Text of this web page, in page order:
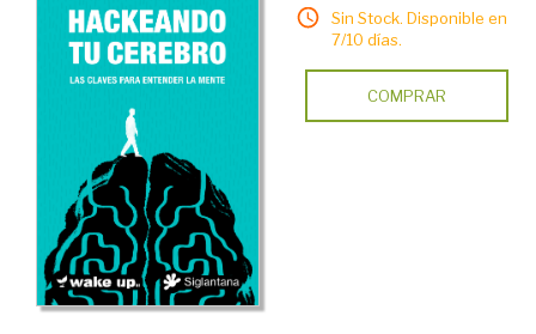
Sin Stock. Disponible en
7/10 días.
COMPRAR